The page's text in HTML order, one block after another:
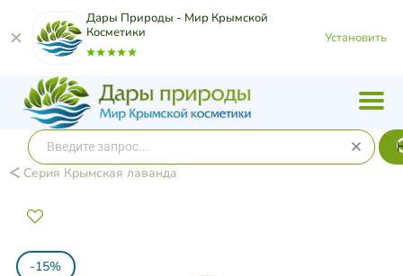
Дары Природы - Мир Крымской
Косметики
Установить
Серия Крымская лаванда
-15%